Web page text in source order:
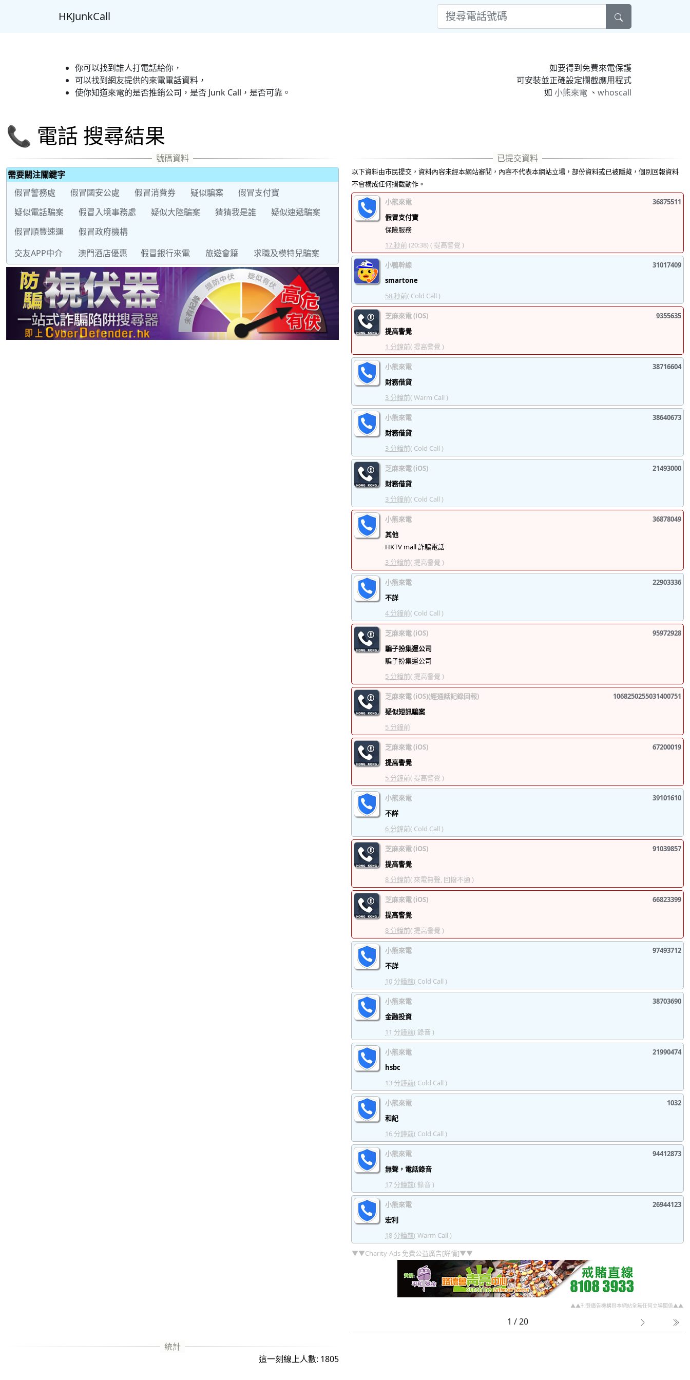
HKJunkCall
你可以找到誰人打電話給你，
可以找到網友提供的來電電話資料，
使你知道來電的是否推銷公司，是否 Junk Call，是否可靠。
如要得到免費來電保護
可安裝並正確設定攔截應用程式
如 小熊來電 、 whoscall
📞 電話 搜尋結果
需要關注關鍵字
假冒警務處
假冒國安公處 假冒消費券 疑似騙案
假冒支付寶
疑似電話騙案
假冒入境事務處 疑似大陸騙案 猜猜我是誰
疑似速遞騙案
假冒順豐速運
假冒政府機構
交友APP中介
澳門酒店優惠 假冒銀行來電 旅遊會籍 求職及模特兒騙案
以下資料由市民提交，資料內容未經本網站審閱，內容不代表本網站立場，部份資料或已被隱藏，個別回報資料
不會構成任何攔截動作。
小熊來電
36875511
假冒支付寶
保險服務
17 秒前 (20:38)( 提高警覺 )
小鴨幹線
31017409
smartone
58 秒前( Cold Call )
芝麻來電 (iOS)
9355635
提高警覺
1 分鐘前( 提高警覺 )
小熊來電
38716604
財務借貸
3 分鐘前( Warm Call )
小熊來電
38640673
財務借貸
3 分鐘前( Cold Call )
芝麻來電 (iOS)
21493000
財務借貸
3 分鐘前( Cold Call )
小熊來電
36878049
其他
HKTV mall 詐騙電話
3 分鐘前( 提高警覺 )
小熊來電
22903336
不詳
4 分鐘前( Cold Call )
芝麻來電 (iOS)
95972928
騙子扮集運公司
騙子扮集運公司
5 分鐘前( 提高警覺 )
芝麻來電 (iOS)(經通話記錄回報)
1068250255031400751
疑似短訊騙案
5 分鐘前
芝麻來電 (iOS)
67200019
提高警覺
5 分鐘前( 提高警覺 )
小熊來電
39101610
不詳
6 分鐘前( Cold Call )
芝麻來電 (iOS)
91039857
提高警覺
8 分鐘前( 來電無聲, 回撥不通 )
芝麻來電 (iOS)
66823399
提高警覺
8 分鐘前( 提高警覺 )
小熊來電
97493712
不詳
10 分鐘前( Cold Call )
小熊來電
38703690
金融投資
11 分鐘前( 錄音 )
小熊來電
21990474
hsbc
13 分鐘前( Cold Call )
小熊來電
1032
和記
16 分鐘前( Cold Call )
小熊來電
94412873
無聲，電話錄音
17 分鐘前( 錄音 )
小熊來電
26944123
宏利
18 分鐘前( Warm Call )
▼▼Charity-Ads 免費公益廣告[詳情]▼▼
▲▲刊登廣告機構與本網站全無任何立場關係▲▲
1 / 20
這一刻線上人數: 1805